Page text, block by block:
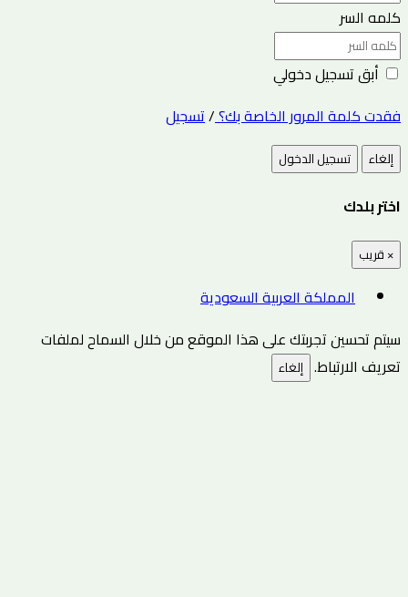
كلمه السر
أبق تسجيل دخولي
فقدت كلمة المرور الخاصة بك؟/تسجيل
إلغاء تسجيل الدخول
اختر بلدك
× قريب
المملكة العربية السعودية
سيتم تحسين تجربتك على هذا الموقع من خلال السماح لملفات
تعريف الارتباط. إلغاء